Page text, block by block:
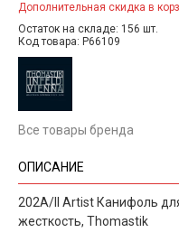
Дополнительная скидка в
Остаток на складе: 156 шт.
Код товара: P66109
Все товары бренда
ОПИСАНИЕ
202A/II Artist Канифоль
жесткость, Thomastik